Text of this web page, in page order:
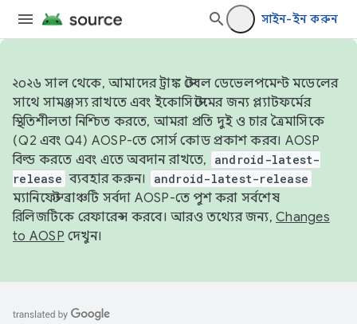
সাইন-ইন করুন
২০২৬ সাল থেকে, আমাদের ট্রাঙ্ক স্টেবল ডেভেলপমেন্ট মডেলের
সাথে সামঞ্জস্য রাখতে এবং ইকোসিস্টেমের জন্য প্ল্যাটফর্মের
স্থিতিশীলতা নিশ্চিত করতে, আমরা প্রতি দুই ও চার ত্রৈমাসিকে
(Q2 এবং Q4) AOSP-তে সোর্স কোড প্রকাশ করব। AOSP
বিল্ড করতে এবং এতে অবদান রাখতে,
android-latest-
release ব্যবহার করুন। android-latest-release
ম্যানিফেস্ট ব্রাঞ্চটি সর্বদা AOSP-তে পুশ করা সর্বশেষ
রিলিজটিকে রেফারেন্স করবে। আরও তথ্যের জন্য, Changes
to AOSP দেখুন।